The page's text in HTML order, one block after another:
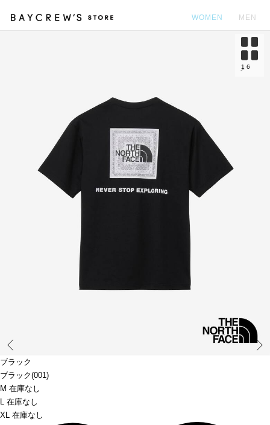
WOMEN MEN
ブラック
ブラック(001)
M 在庫なし
L 在庫なし
XL 在庫なし
1 6